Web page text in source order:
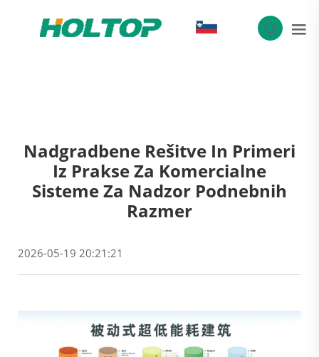
Nadgradbene Rešitve In Primeri
Iz Prakse Za Komercialne
Sisteme Za Nadzor Podnebnih
Razmer
2026-05-19 20:21:21